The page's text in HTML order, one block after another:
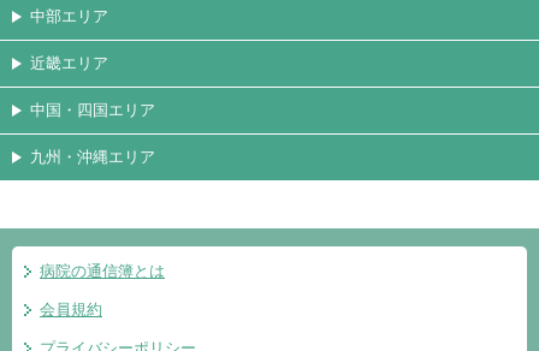
中部エリア
近畿エリア
中国・四国エリア
九州・沖縄エリア
病院の通信簿とは
会員規約